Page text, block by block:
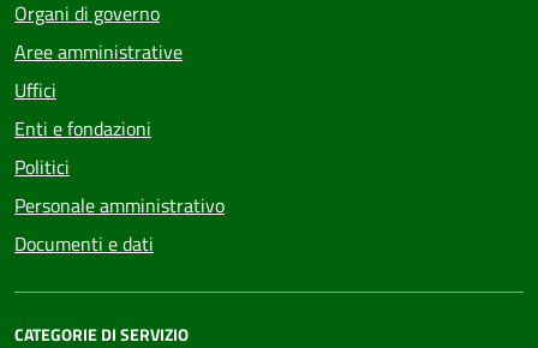
Organi di governo
Aree amministrative
Uffici
Enti e fondazioni
Politici
Personale amministrativo
Documenti e dati
CATEGORIE DI SERVIZIO